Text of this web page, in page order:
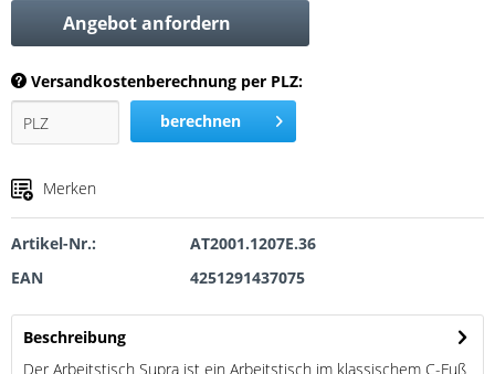
Angebot anfordern
Versandkostenberechnung per PLZ:
berechnen
Merken
Artikel-Nr.:
AT2001.1207E.36
EAN
4251291437075
Beschreibung
Der Arbeitstisch Supra ist ein Arbeitstisch im klassischem C-Fuß